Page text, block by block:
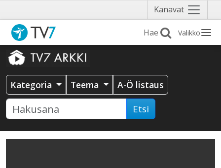
Kanavat Näytä
valikko
Valikko
Kategoria Teema A-Ö listaus
Etsi